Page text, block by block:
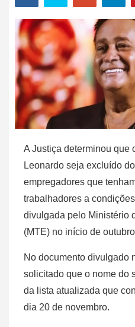
A Justiça determinou que
Leonardo seja excluído
empregadores que
trabalhadores a
divulgada pelo Ministério
(MTE) no início de
No documento divulgado
solicitado que o nome do
da lista atualizada que
dia 20 de novembro.